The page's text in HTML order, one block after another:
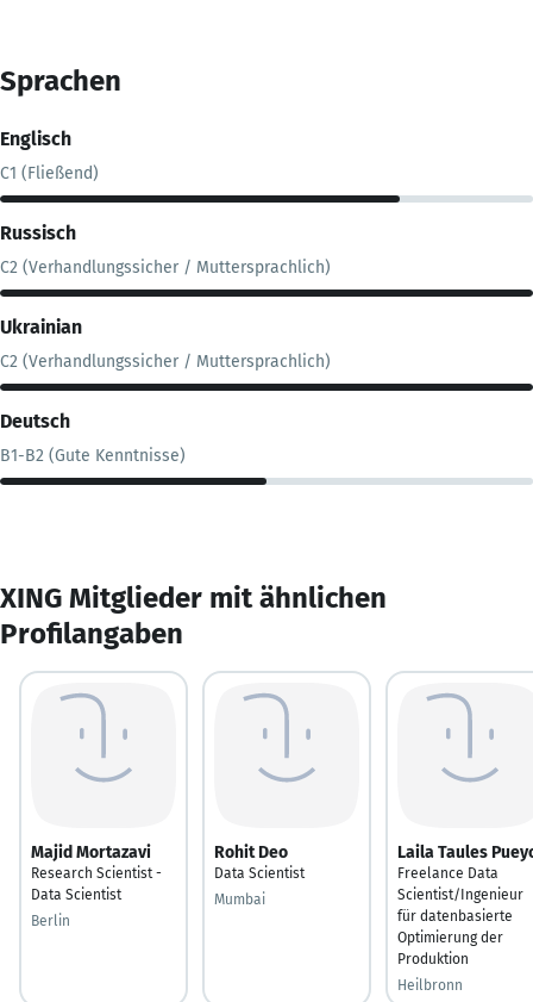
Sprachen
Englisch
C1 (Fließend)
Russisch
C2 (Verhandlungssicher / Muttersprachlich)
Ukrainian
C2 (Verhandlungssicher / Muttersprachlich)
Deutsch
B1-B2 (Gute Kenntnisse)
XING Mitglieder mit ähnlichen
Profilangaben
Majid Mortazavi
Research Scientist -
Data Scientist
Berlin
Rohit Deo
Data Scientist
Mumbai
Laila Taules
Freelance Data
Scientist/Ingenieur
für datenbasierte
Optimierung der
Produktion
Heilbronn